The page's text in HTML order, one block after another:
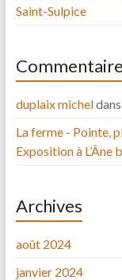
Saint-Sulpice
duplaix micheldans
La ferme - Pointe,
Exposition à L’Âne
Archives
août 2024
janvier 2024